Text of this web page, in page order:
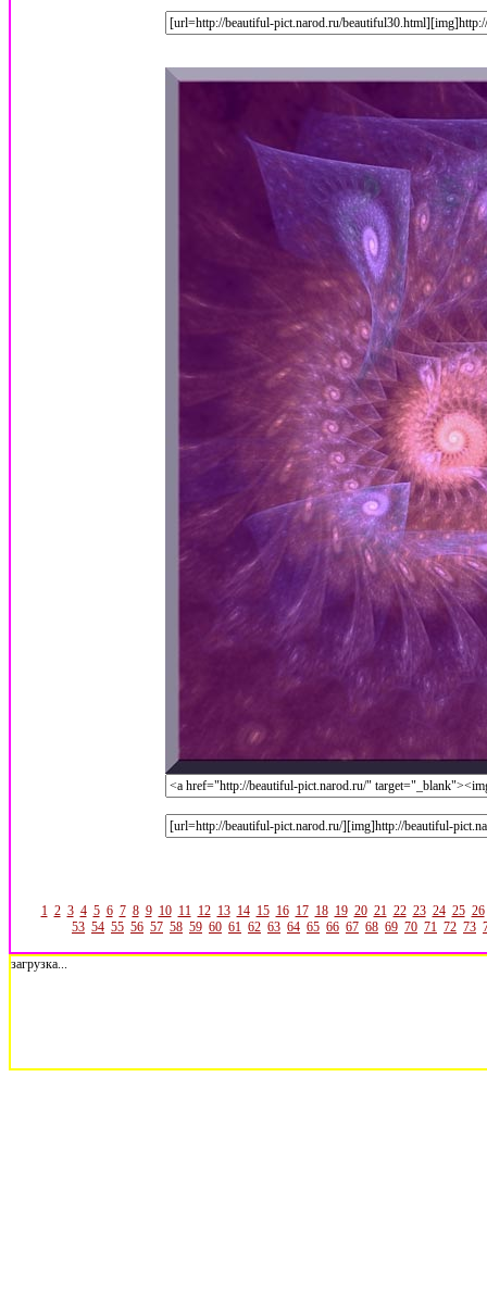
1 2 3 4 5 6 7 8 9 10 11 12 13 14 15 16 17 18 19 20 21 22 23 24 25 26
53 54 55 56 57 58 59 60 61 62 63 64 65 66 67 68 69 70 71 72 73
загрузка...